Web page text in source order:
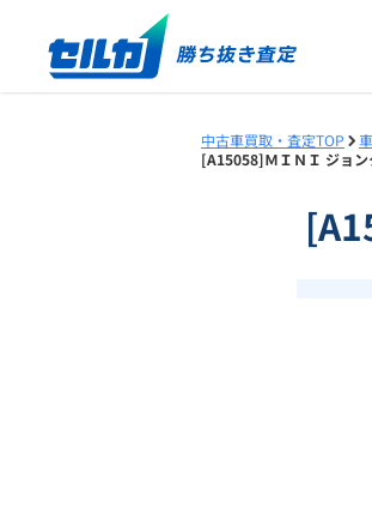
中古車買取・査定TOP
[A15058]ＭＩＮＩ ジョ